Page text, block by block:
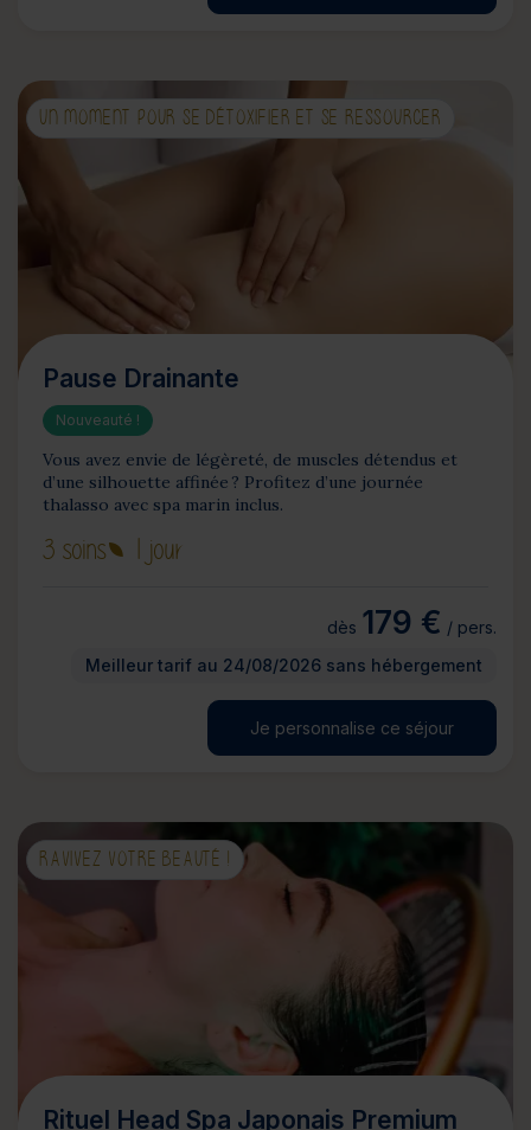
UN MOMENT POUR SE DÉTOXIFIER ET SE RESSOURCER
Pause Drainante
Nouveauté !
Vous avez envie de légèreté, de muscles détendus et
d’une silhouette affinée ? Profitez d’une journée
thalasso avec spa marin inclus.
3 soins 1 jour
dès 179 € / pers.
Meilleur tarif au 24/08/2026 sans hébergement
Je personnalise ce séjour
RAVIVEZ VOTRE BEAUTÉ !
Rituel Head Spa Japonais Premium